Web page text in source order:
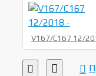
V167/C167 12/